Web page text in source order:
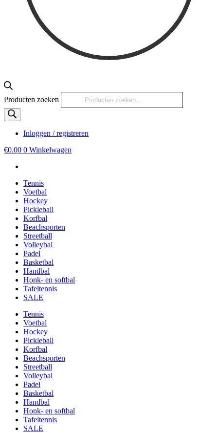
Producten zoeken
Inloggen / registreren
€0.00 0 Winkelwagen
Tennis
Voetbal
Hockey
Pickleball
Korfbal
Beachsporten
Streetball
Volleybal
Padel
Basketbal
Handbal
Honk- en softbal
Tafeltennis
SALE
Tennis
Voetbal
Hockey
Pickleball
Korfbal
Beachsporten
Streetball
Volleybal
Padel
Basketbal
Handbal
Honk- en softbal
Tafeltennis
SALE